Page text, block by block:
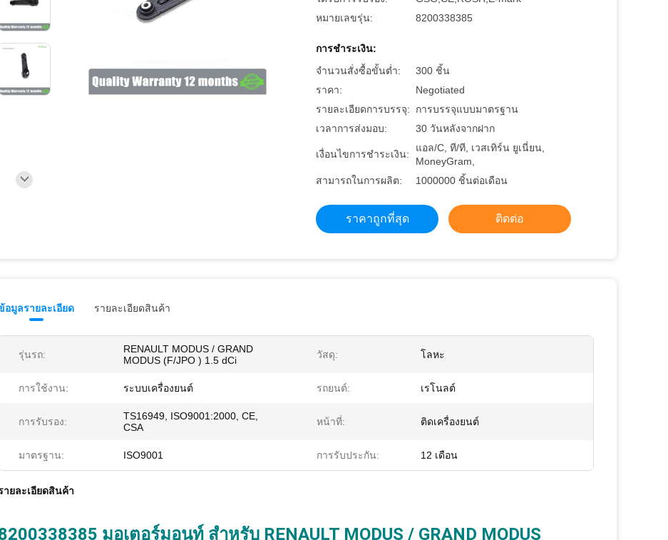
หมายเลขรุ่น:
8200338385
การชำระเงิน:
จำนวนสั่งซื้อขั้นต่ำ:
300 ชิ้น
ราคา:
Negotiated
รายละเอียดการบรรจุ:
การบรรจุแบบมาตรฐาน
เวลาการส่งมอบ:
30 วันหลังจากฝาก
เงื่อนไขการชำระเงิน:
แอล/C, ที/ที, เวสเทิร์น ยูเนี่ยน,
MoneyGram,
สามารถในการผลิต:
1000000 ชิ้นต่อเดือน
ราคาถูกที่สุด ติดต่อ
อมูลรายละเอียด รายละเอียดสินค้า
รุ่นรถ:
RENAULT MODUS / GRAND
MODUS (F/JPO ) 1.5 dCi
วัสดุ: โลหะ
การใช้งาน: ระบบเครื่องยนต์ รถยนต์: เรโนลต์
การรับรอง:
TS16949, ISO9001:2000, CE,
CSA
หน้าที่: ติดเครื่องยนต์
มาตรฐาน: ISO9001 การรับประกัน: 12 เดือน
ายละเอียดสินค้า
มอเตอร์มอนท์ สําหรับ RENAULT MODUS / GRAND MODUS